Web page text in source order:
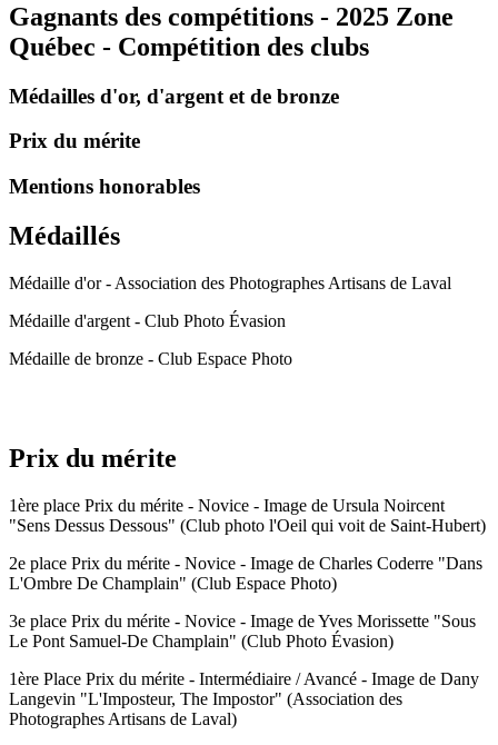
Gagnants des compétitions - 2025 Zone
Québec - Compétition des clubs
Médailles d'or, d'argent et de bronze
Prix du mérite
Mentions honorables
Médaillés
Médaille d'or - Association des Photographes Artisans de Laval
Médaille d'argent - Club Photo Évasion
Médaille de bronze - Club Espace Photo
Prix du mérite
1ère place Prix du mérite - Novice - Image de Ursula Noircent
"Sens Dessus Dessous" (Club photo l'Oeil qui voit de Saint-Hubert)
2e place Prix du mérite - Novice - Image de Charles Coderre "Dans
L'Ombre De Champlain" (Club Espace Photo)
3e place Prix du mérite - Novice - Image de Yves Morissette "Sous
Le Pont Samuel-De Champlain" (Club Photo Évasion)
1ère Place Prix du mérite - Intermédiaire / Avancé - Image de Dany
Langevin "L'Imposteur, The Impostor" (Association des
Photographes Artisans de Laval)